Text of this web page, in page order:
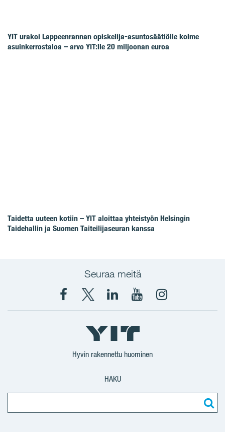
YIT urakoi Lappeenrannan opiskelija-asuntosäätiölle kolme
asuinkerrostaloa – arvo YIT:lle 20 miljoonan euroa
Taidetta uuteen kotiin – YIT aloittaa yhteistyön Helsingin
Taidehallin ja Suomen Taiteilijaseuran kanssa
Seuraa meitä
Facebook
X
YIT
Suomi
YIT
Corporation
YIT
Corporation
Instagram
Hyvin rakennettu huominen
HAKU